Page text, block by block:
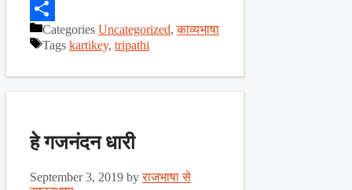
Facebook
ShareCategories Uncategorized,काव्यभाषा
Tags kartikey, tripathi
हे गजनंदन धारी
September 3, 2019 byराजभाषा से